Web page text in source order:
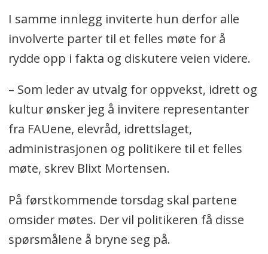
I samme innlegg inviterte hun derfor alle
involverte parter til et felles møte for å
rydde opp i fakta og diskutere veien videre.
– Som leder av utvalg for oppvekst, idrett og
kultur ønsker jeg å invitere representanter
fra FAUene, elevråd, idrettslaget,
administrasjonen og politikere til et felles
møte, skrev Blixt Mortensen.
På førstkommende torsdag skal partene
omsider møtes. Der vil politikeren få disse
spørsmålene å bryne seg på.